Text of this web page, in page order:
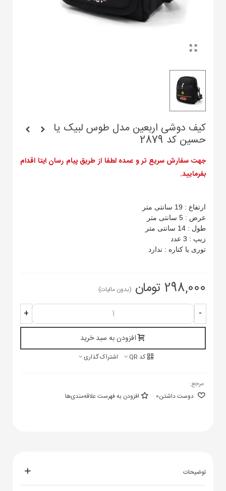
کیف دوشی اربعین مدل طوس لبیک یا
حسین کد 2879
جهت سفارش سریع تر و عمده لطفا از طریق پیام رسان ایتا اقدام
بفرمایید.
ارتفاع : 19 سانتی متر
عرض : 5 سانتی متر
طول : 14 سانتی متر
زیپ : 3 عدد
توری یا کناره : ندارد
298,000 تومان (بدون مالیات)
-
+
افزودن به سبد خرید
کد QR اشتراک گذاری
مرجع:
دوست داشتن0 افزودن به فهرست علاقه‌مندی‌ها
توضیحات